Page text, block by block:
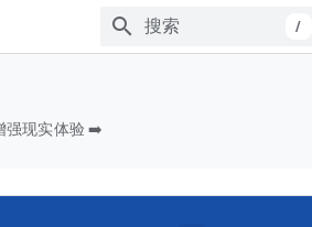
/
强现实体验 ➡️